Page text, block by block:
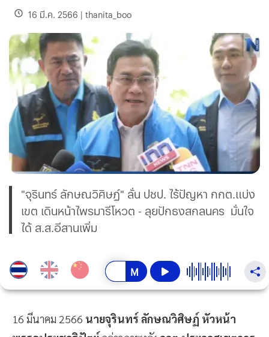
16 มี.ค. 2566 | thanita_boo
"จุรินทร์ ลักษณวิศิษฏ์" ลั่น ปชป. ไร้ปัญหา กกต.แบ่ง
เขต เดินหน้าไพรมารีโหวต - ลุยปักธงสกลนคร มั่นใจ
ได้ ส.ส.อีสานเพิ่ม
16 มีนาคม 2566 นายจุรินทร์ ลักษณวิศิษฏ์ หัวหน้า